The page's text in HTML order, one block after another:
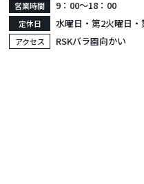
営業時間 9：00〜18：00
定休日 水曜日・第2火曜日
アクセス RSKバラ園向かい